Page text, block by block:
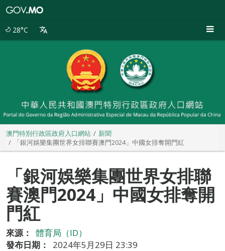
28°C
澳門特別行政區政府入口網站
新聞
「銀河娛樂集團世界女排聯賽澳門2024」中國女排奪開門紅
「銀河娛樂集團世界女排聯
賽澳門2024」中國女排奪開
門紅
來源：
體育局（ID）
發布日期：
2024年5月29日 23:39